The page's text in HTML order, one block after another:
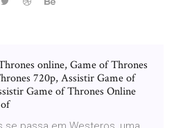
online, Game of Thrones
720p, Assistir Game of
Game of Thrones Online